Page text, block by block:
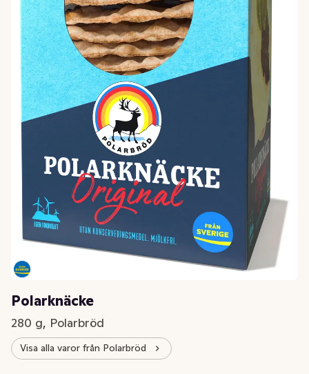
Polarknäcke
280 g, Polarbröd
Visa alla varor från Polarbröd